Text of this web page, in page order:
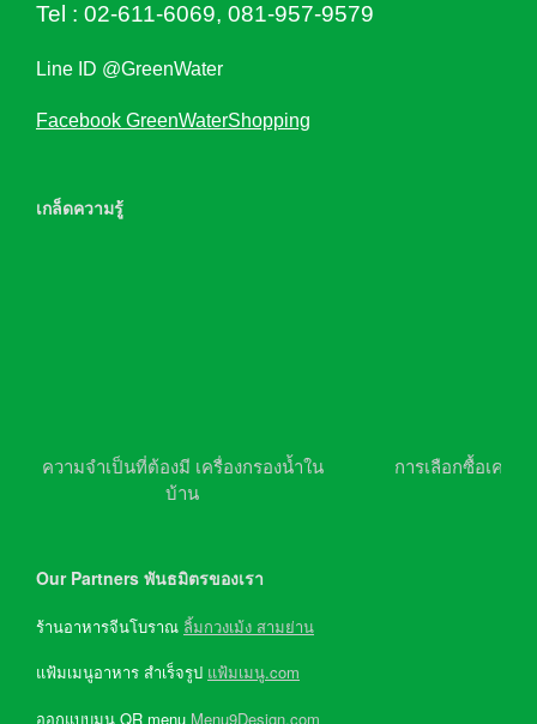
Tel : 02-611-6069, 081-957-9579
Line ID @GreenWater
Facebook GreenWaterShopping
เกล็ดความรู้
ความจำเป็นที่ต้องมี เครื่องกรองน้ำใน
บ้าน
การเลือกซื้อเครื่อ
Our Partners พันธมิตรของเรา
ร้านอาหารจีนโบราณ ลิ้มกวงเม้ง สามย่าน
แฟ้มเมนูอาหาร สำเร็จรูป แฟ้มเมนู.com
ออกแบบมนู QR menu Menu9Design.com